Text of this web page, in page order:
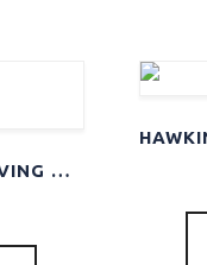
HAWKINS & BRIMBLE SHAVING CREAM 100ML